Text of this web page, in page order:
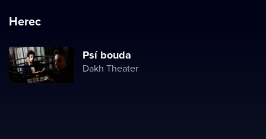
Herec
Psí bouda
Dakh Theater